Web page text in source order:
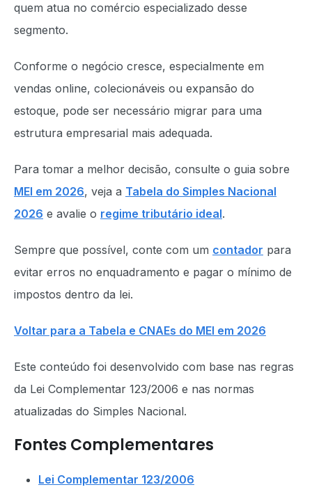
quem atua no comércio especializado desse
segmento.
Conforme o negócio cresce, especialmente em
vendas online, colecionáveis ou expansão do
estoque, pode ser necessário migrar para uma
estrutura empresarial mais adequada.
Para tomar a melhor decisão, consulte o guia sobre
MEI em 2026, veja a Tabela do Simples Nacional
2026 e avalie o regime tributário ideal.
Sempre que possível, conte com um contador para
evitar erros no enquadramento e pagar o mínimo de
impostos dentro da lei.
Voltar para a Tabela e CNAEs do MEI em 2026
Este conteúdo foi desenvolvido com base nas regras
da Lei Complementar 123/2006 e nas normas
atualizadas do Simples Nacional.
Fontes Complementares
Lei Complementar 123/2006